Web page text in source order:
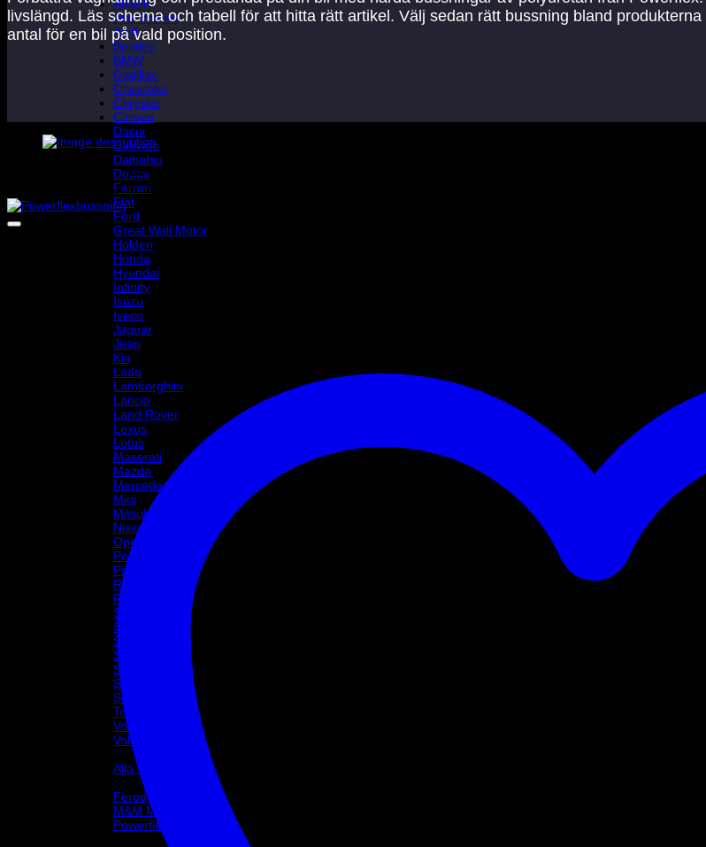
Abarth
Alfa Romeo
Audi
Bentley
BMW
Cadillac
Chevrolet
Chrysler
Citroen
Dacia
Daewoo
Daihatsu
Dodge
Ferrari
Fiat
Ford
Great Wall Motor
Holden
Honda
Hyundai
Infinity
Isuzu
Iveco
Jaguar
Jeep
Kia
Lada
Lamborghini
Lancia
Land Rover
Lexus
Lotus
Maserati
Mazda
Mercedes
Mini
Mitsubishi
Nissan
Opel
Peugeot
Porsche
Renault
Rover
Saab
Seat
Skoda
Smart
Ssangyong
Subaru
Suzuki
Toyota
Volkswagen
Volvo
Varumärke
Alla Varumärke ›
Helix Autosport
Ferodo
M&M Motorsport
Powerflex
Evo Corse
livslängd. Läs schema och tabell för att hitta rätt artikel. Välj sedan rätt bussning bland
antal för en bil på vald position.
Placering
Växelådslänkage